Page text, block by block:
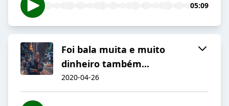
05:09
Foi bala muita e muito
dinheiro também...
2020-04-26